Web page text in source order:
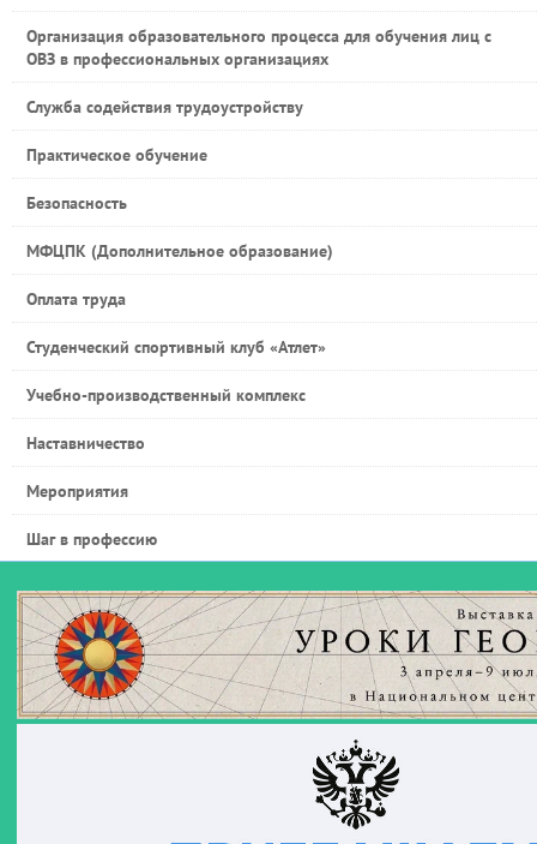
Организация образовательного процесса для обучения лиц с
ОВЗ в профессиональных организациях
Служба содействия трудоустройству
Практическое обучение
Безопасность
МФЦПК (Дополнительное образование)
Оплата труда
Студенческий спортивный клуб «Атлет»
Учебно-производственный комплекс
Наставничество
Мероприятия
Шаг в профессию